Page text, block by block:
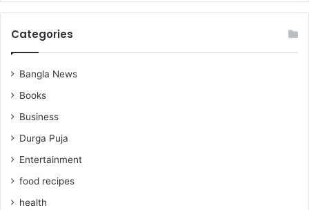
Categories
Bangla News
Books
Business
Durga Puja
Entertainment
food recipes
health